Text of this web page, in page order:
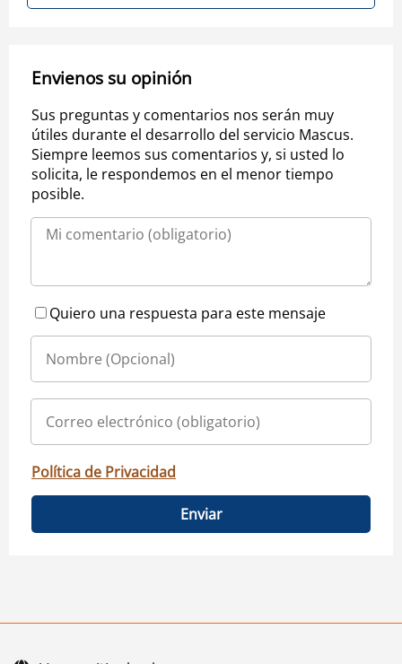
Envienos su opinión
Sus preguntas y comentarios nos serán muy
útiles durante el desarrollo del servicio Mascus.
Siempre leemos sus comentarios y, si usted lo
solicita, le respondemos en el menor tiempo
posible.
Quiero una respuesta para este mensaje
Política de Privacidad
Enviar